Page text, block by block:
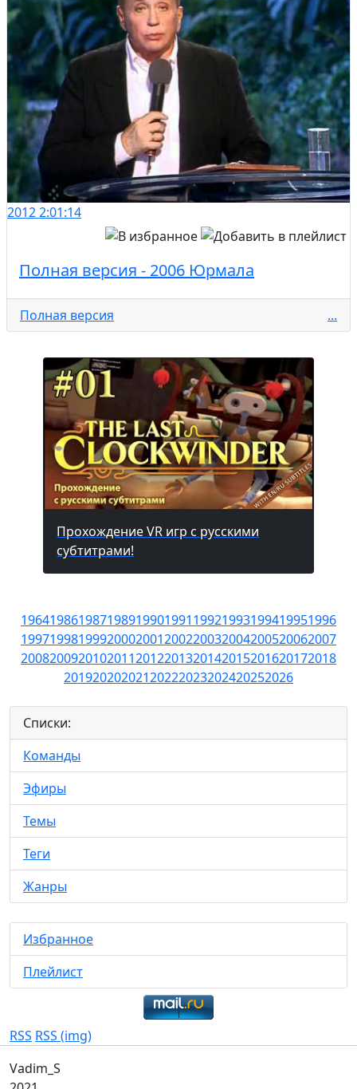
20122:01:14
Полная версия - 2006 Юрмала
Полная версия ...
Прохождение VR игр с русскими
субтитрами!
19641986198719891990199119921993199419951996
19971998199920002001200220032004200520062007
20082009201020112012201320142015201620172018
20192020202120222023202420252026
Списки:
Команды
Эфиры
Темы
Теги
Жанры
Избранное
Плейлист
RSS RSS (img)
Vadim_S